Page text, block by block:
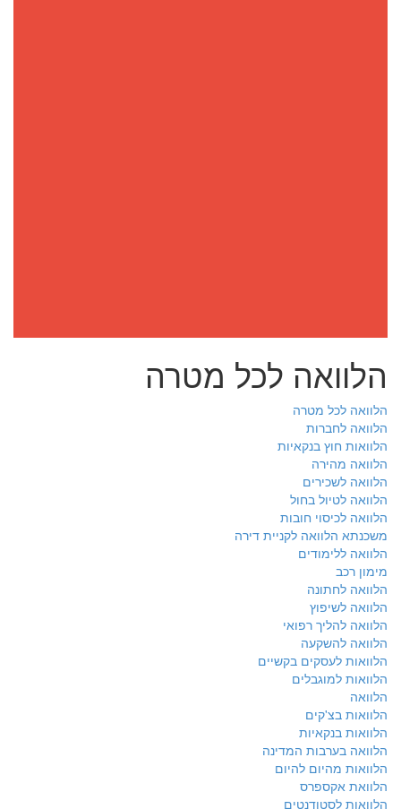
הלוואה לכל מטרה
הלוואה לכל מטרה
הלוואה לחברות
הלוואות חוץ בנקאיות
הלוואה מהירה
הלוואה לשכירים
הלוואה לטיול בחול
הלוואה לכיסוי חובות
משכנתא הלוואה לקניית דירה
הלוואה ללימודים
מימון רכב
הלוואה לחתונה
הלוואה לשיפוץ
הלוואה להליך רפואי
הלוואה להשקעה
הלוואות לעסקים בקשיים
הלוואות למוגבלים
הלוואה
הלוואות בצ'קים
הלוואות בנקאיות
הלוואה בערבות המדינה
הלוואות מהיום להיום
הלוואת אקספרס
הלוואות לסטודנטים